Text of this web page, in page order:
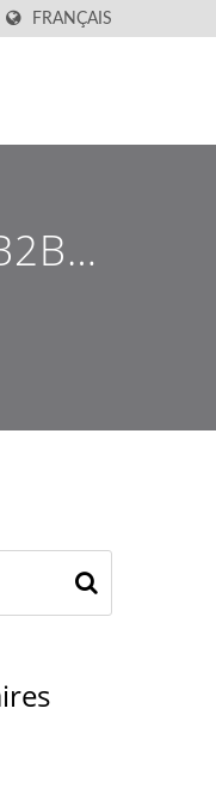
FRANÇAIS